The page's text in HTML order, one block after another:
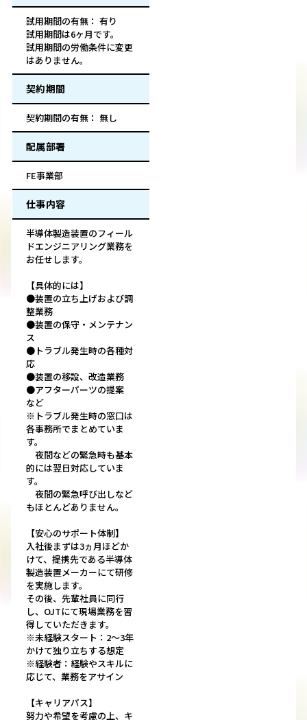
試用期間の有無： 有り
試用期間は6ヶ月です。
試用期間の労働条件に変更
はありません。
契約期間
契約期間の有無： 無し
配属部署
FE事業部
仕事内容
半導体製造装置のフィール
ドエンジニアリング業務を
お任せします。
【具体的には】
●装置の立ち上げおよび調
整業務
●装置の保守・メンテナン
ス
●トラブル発生時の各種対
応
●装置の移設、改造業務
●アフターパーツの提案
など
※トラブル発生時の窓口は
各事務所でまとめていま
す。
夜間などの緊急時も基本
的には翌日対応していま
す。
夜間の緊急呼び出しなど
もほとんどありません。
【安心のサポート体制】
入社後まずは3ヵ月ほどか
けて、提携先である半導体
製造装置メーカーにて研修
を実施します。
その後、先輩社員に同行
し、OJTにて現場業務を習
得していただきます。
※未経験スタート：2～3年
かけて独り立ちする想定
※経験者：経験やスキルに
応じて、業務をアサイン
【キャリアパス】
努力や希望を考慮の上、キ